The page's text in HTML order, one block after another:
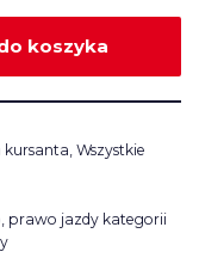
koszyka
kursanta, Wszystkie
, prawo jazdy kategorii